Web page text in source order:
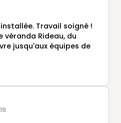
Travail soigné !
Rideau, du
jusqu'aux équipes de